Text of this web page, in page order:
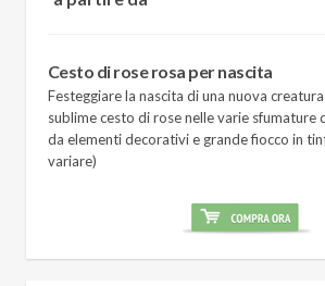
Cesto di rose rosa per nascita
Festeggiare la nascita di una nuova
sublime cesto di rose nelle varie sfumature
da elementi decorativi e grande fiocco in
variare)